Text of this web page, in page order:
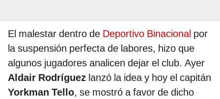
El malestar dentro de Deportivo Binacional por
la suspensión perfecta de labores, hizo que
algunos jugadores analicen dejar el club. Ayer
Aldair Rodríguez lanzó la idea y hoy el capitán
Yorkman Tello, se mostró a favor de dicho